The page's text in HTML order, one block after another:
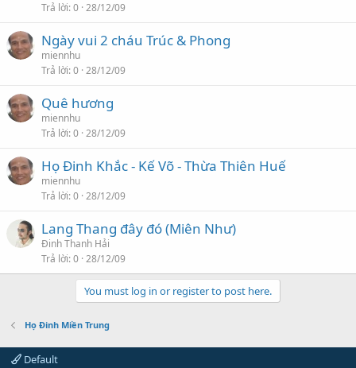
Trả lời 0 28/12/09
Ngày vui 2 cháu Trúc & Phong
miennhu
Trả lời 0 28/12/09
Quê hương
miennhu
Trả lời 0 28/12/09
Họ Đinh Khắc - Kế Võ - Thừa Thiên Huế
miennhu
Trả lời 0 28/12/09
Lang Thang đây đó (Miên Như)
Đinh Thanh Hải
Trả lời 0 28/12/09
You must log in or register to post here.
Họ Đinh Miền Trung
Default